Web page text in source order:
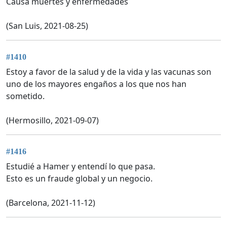
(San Luis, 2021-08-25)
#1410
Estoy a favor de la salud y de la vida y las vacunas son
uno de los mayores engaños a los que nos han
sometido.
(Hermosillo, 2021-09-07)
#1416
Estudié a Hamer y entendí lo que pasa.
Esto es un fraude global y un negocio.
(Barcelona, 2021-11-12)